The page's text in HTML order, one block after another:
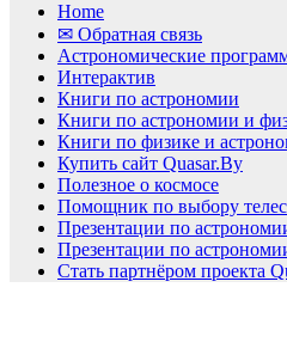
Home
✉ Обратная связь
Астрономические
Интерактив
Книги по астрономии
Книги по астрономии и
Книги по физике и
Купить сайт Quasar.By
Полезное о космосе
Помощник по выбору
Презентации по
Презентации по
Стать партнёром проекта